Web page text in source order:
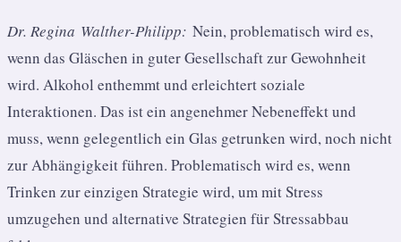
Dr. Regina Walther-Philipp: Nein, problematisch wird es,
wenn das Gläschen in guter Gesellschaft zur Gewohnheit
wird. Alkohol enthemmt und erleichtert soziale
Interaktionen. Das ist ein angenehmer Nebeneffekt und
muss, wenn gelegentlich ein Glas getrunken wird, noch nicht
zur Abhängigkeit führen. Problematisch wird es, wenn
Trinken zur einzigen Strategie wird, um mit Stress
umzugehen und alternative Strategien für Stressabbau